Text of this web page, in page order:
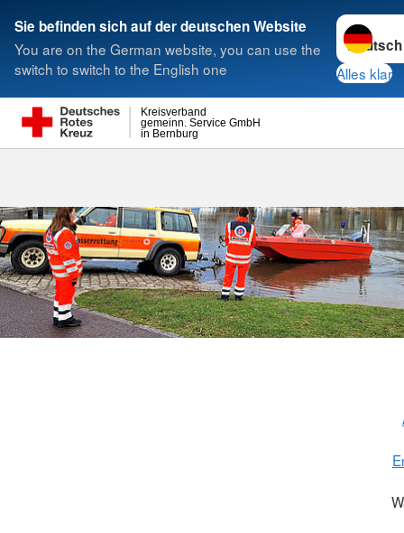
Sie befinden sich auf der deutschen Website
You are on the German website, you can use the
switch to switch to the English one
Sprache
Alles klar
in Bernburg
gemeinn. Service GmbH
Kreisverband
Suche